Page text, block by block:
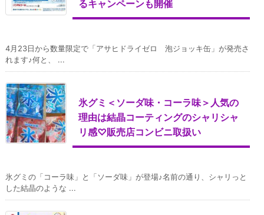
るキャンペーンも開催
4月23日から数量限定で「アサヒドライゼロ 泡ジョッキ缶」が発売さ
れます♪何と、 ...
氷グミ＜ソーダ味・コーラ味＞人気の
理由は結晶コーティングのシャリシャ
リ感♡販売店コンビニ取扱い
氷グミの「コーラ味」と「ソーダ味」が登場♪名前の通り、シャリっと
した結晶のような ...